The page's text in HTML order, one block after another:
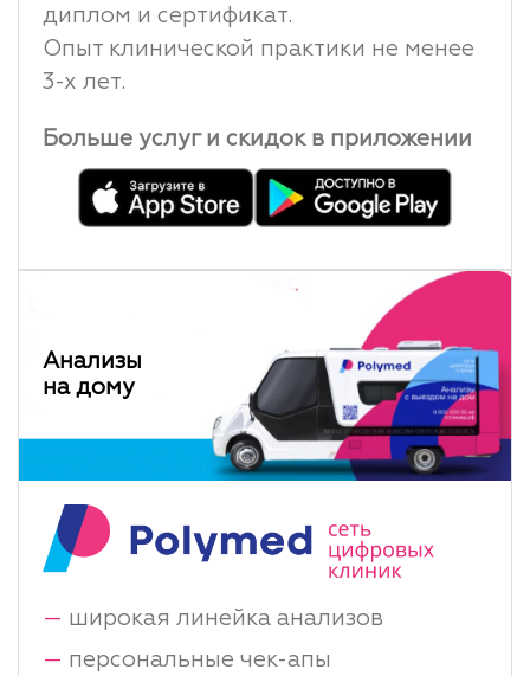
диплом и сертификат.
Опыт клинической практики не менее
3-х лет.
Больше услуг и скидок в приложении
Анализы
на дому
— широкая линейка анализов
— персональные чек-апы